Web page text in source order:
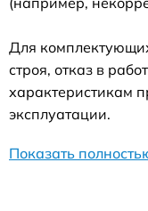
Для
строя, отказ в
характеристикам
эксплуатации.
Показать